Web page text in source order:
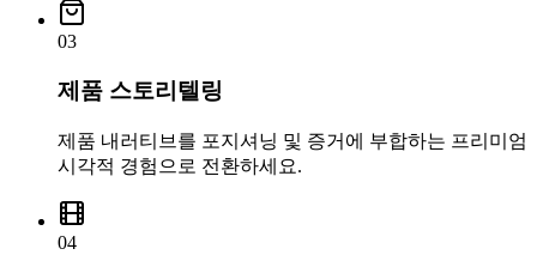
03
제품 스토리텔링
제품 내러티브를 포지셔닝 및 증거에 부합하는 프리미엄
시각적 경험으로 전환하세요.
04